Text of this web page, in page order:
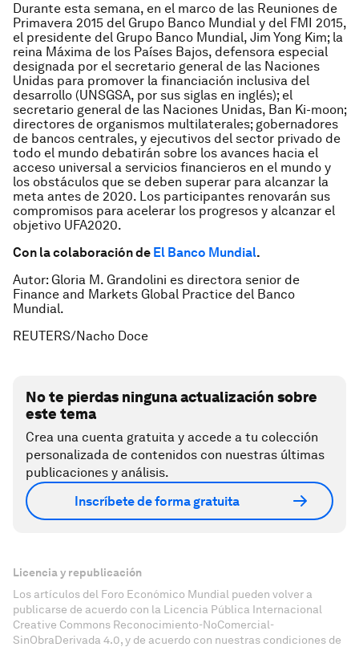
Durante esta semana, en el marco de las Reuniones de
Primavera 2015 del Grupo Banco Mundial y del FMI 2015,
el presidente del Grupo Banco Mundial, Jim Yong Kim; la
reina Máxima de los Países Bajos, defensora especial
designada por el secretario general de las Naciones
Unidas para promover la financiación inclusiva del
desarrollo (UNSGSA, por sus siglas en inglés); el
secretario general de las Naciones Unidas, Ban Ki-moon;
directores de organismos multilaterales; gobernadores
de bancos centrales, y ejecutivos del sector privado de
todo el mundo debatirán sobre los avances hacia el
acceso universal a servicios financieros en el mundo y
los obstáculos que se deben superar para alcanzar la
meta antes de 2020. Los participantes renovarán sus
compromisos para acelerar los progresos y alcanzar el
objetivo UFA2020.
Con la colaboración de El Banco Mundial.
Autor: Gloria M. Grandolini es directora senior de
Finance and Markets Global Practice del Banco
Mundial.
REUTERS/Nacho Doce
No te pierdas ninguna actualización sobre
este tema
Crea una cuenta gratuita y accede a tu colección
personalizada de contenidos con nuestras últimas
publicaciones y análisis.
Inscríbete de forma gratuita
Licencia y republicación
Los artículos del Foro Económico Mundial pueden volver a
publicarse de acuerdo con la Licencia Pública Internacional
Creative Commons Reconocimiento-NoComercial-
SinObraDerivada 4.0, y de acuerdo con nuestras condiciones de